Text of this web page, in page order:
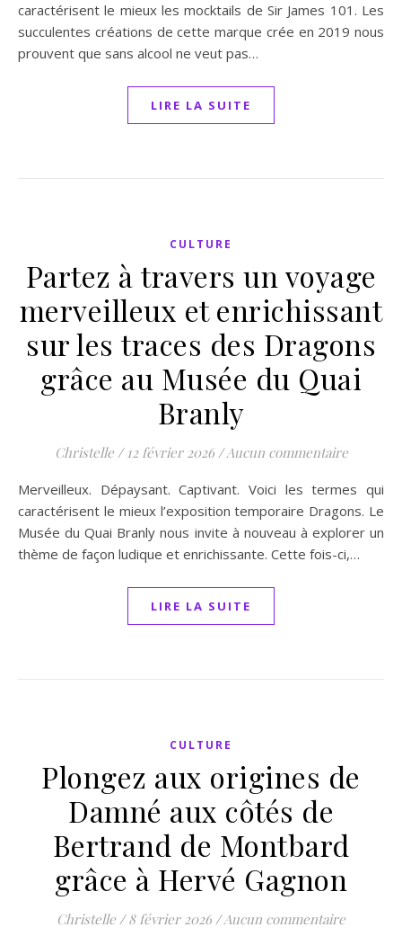
caractérisent le mieux les mocktails de Sir James 101. Les
succulentes créations de cette marque crée en 2019 nous
prouvent que sans alcool ne veut pas…
LIRE LA SUITE
CULTURE
Partez à travers un voyage
merveilleux et enrichissant
sur les traces des Dragons
grâce au Musée du Quai
Branly
Christelle / 12 février 2026 /Aucun commentaire
Merveilleux. Dépaysant. Captivant. Voici les termes qui
caractérisent le mieux l’exposition temporaire Dragons. Le
Musée du Quai Branly nous invite à nouveau à explorer un
thème de façon ludique et enrichissante. Cette fois-ci,…
LIRE LA SUITE
CULTURE
Plongez aux origines de
Damné aux côtés de
Bertrand de Montbard
grâce à Hervé Gagnon
Christelle / 8 février 2026 /Aucun commentaire